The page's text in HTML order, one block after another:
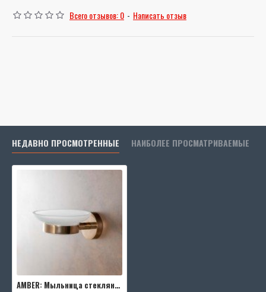
глубина: 106 mmВсего отзывов: 0 - Написать отзыв
НЕДАВНО ПРОСМОТРЕННЫЕ НАИБОЛЕЕ ПРОСМАТРИВАЕМЫЕ
AMBER: Мыльница стеклянная